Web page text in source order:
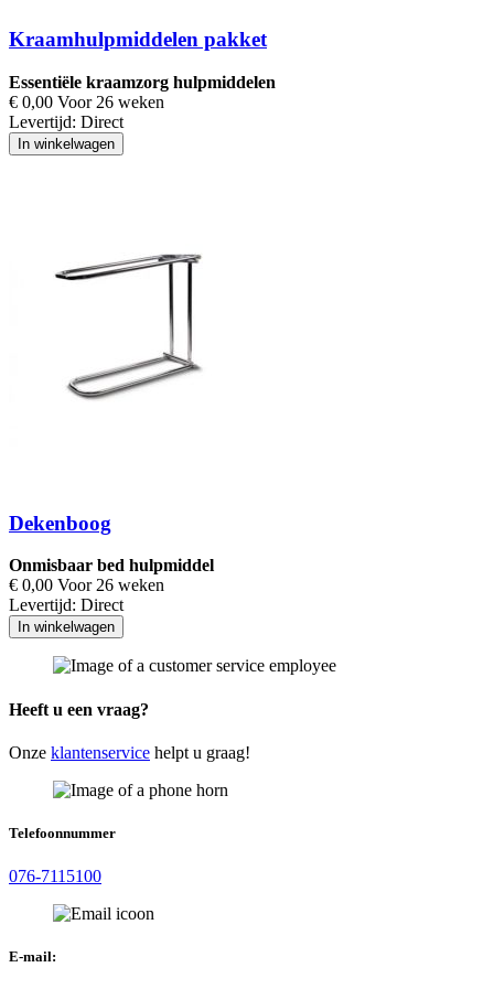
Kraamhulpmiddelen pakket
Essentiële kraamzorg hulpmiddelen
€ 0,00 Voor 26 weken
Levertijd: Direct
In winkelwagen
Dekenboog
Onmisbaar bed hulpmiddel
€ 0,00 Voor 26 weken
Levertijd: Direct
In winkelwagen
Heeft u een vraag?
Onze klantenservice helpt u graag!
Telefoonnummer
076-7115100
E-mail: